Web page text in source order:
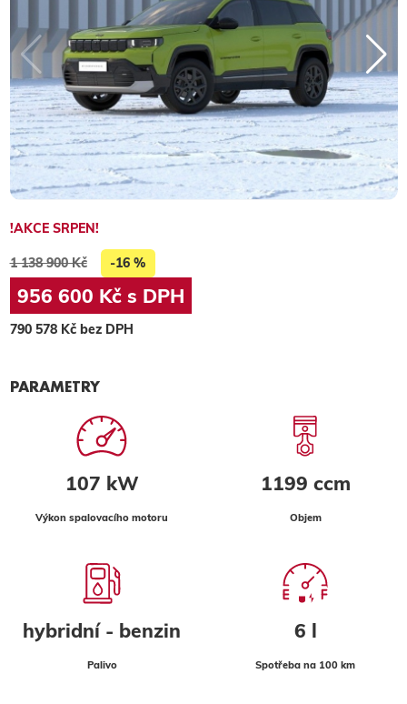
!AKCE SRPEN!
1 138 900 Kč -16 %
956 600 Kč s DPH
790 578 Kč bez DPH
PARAMETRY
107 kW
Výkon spalovacího motoru
1199 ccm
Objem
hybridní - benzin
Palivo
6 l
Spotřeba na 100 km